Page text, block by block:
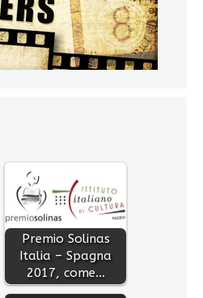
Premio Solinas
Italia – Spagna
2017, come…